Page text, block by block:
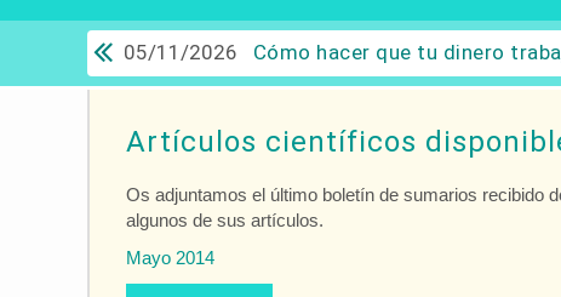
05/11/2026 Cómo hacer que tu dinero trabaje para ti: Del ahorro a
Artículos científicos
Os adjuntamos el último boletín de sumarios recibido
algunos de sus artículos.
Mayo 2014